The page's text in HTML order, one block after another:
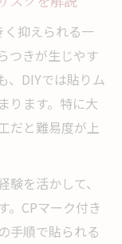
く抑えられる一
つきが生じやす
、DIYでは貼りム
ります。特に大
だと難易度が上
を活かして、
。CPマーク付き
手順で貼られる